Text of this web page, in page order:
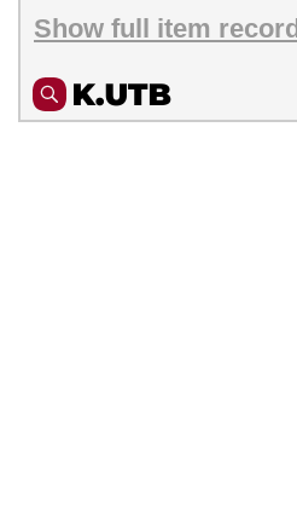
Show full item record